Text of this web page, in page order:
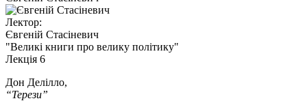
Лектор:
Євгеній Стасіневич
"Великі книги про велику політику"
Лекція 6
Дон Делілло,
“Терези”